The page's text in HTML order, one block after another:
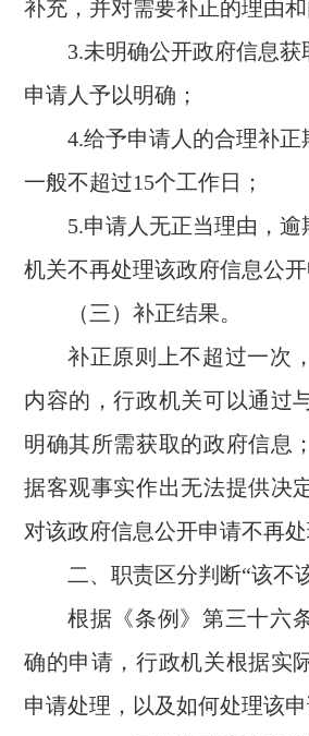
补充，并对需要补正的理由
3.未明确公开政府信息
申请人予以明确；
4.给予申请人的合理补
一般不超过15个工作日；
5.申请人无正当理由，
机关不再处理该政府信息公开
（三）补正结果。
补正原则上不超过一次
内容的，行政机关可以通过
明确其所需获取的政府信息
据客观事实作出无法提供决
对该政府信息公开申请不再处
二、职责区分判断“该不
根据《条例》第三十六
确的申请，行政机关根据实
申请处理，以及如何处理该申